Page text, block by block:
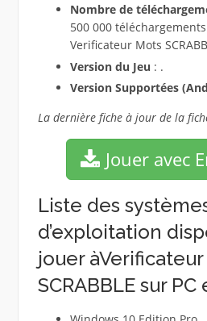
Nombre de
500 000
Verificateur Mots
Version du Jeu : .
Version Supportées
La dernière fiche à jour de la
Jouer avec
Liste des
d’exploitation
jouer
SCRABBLE sur PC